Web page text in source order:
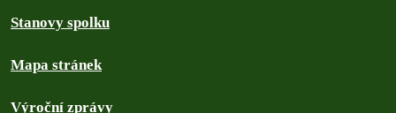
Stanovy spolku
Mapa stránek
Výroční zprávy